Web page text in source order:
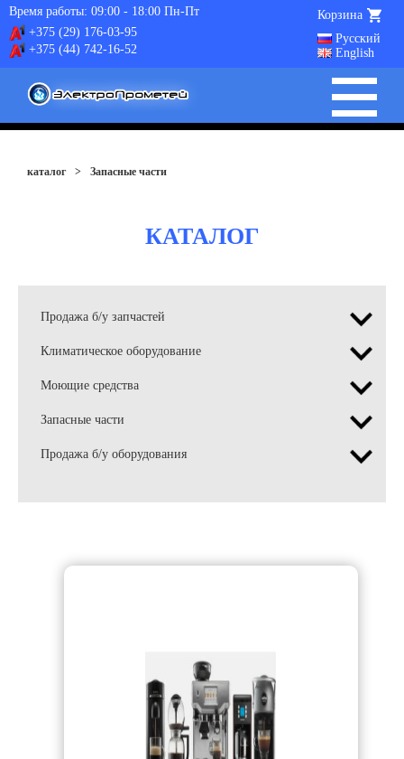
Время работы: 09:00 - 18:00 Пн-Пт
+375 (29) 176-03-95
+375 (44) 742-16-52
Русский
English
Корзина
каталог > Запасные части
КАТАЛОГ
Продажа б/у запчастей
Климатическое оборудование
Моющие средства
Запасные части
Продажа б/у оборудования